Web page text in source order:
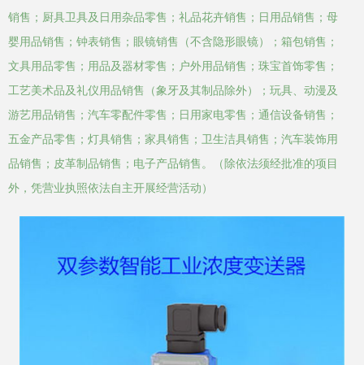
销售；厨具卫具及日用杂品零售；礼品花卉销售；日用品销售；母
婴用品销售；钟表销售；眼镜销售（不含隐形眼镜）；箱包销售；
文具用品零售；用品及器材零售；户外用品销售；珠宝首饰零售；
工艺美术品及礼仪用品销售（象牙及其制品除外）；玩具、动漫及
游艺用品销售；汽车零配件零售；日用家电零售；通信设备销售；
五金产品零售；灯具销售；家具销售；卫生洁具销售；汽车装饰用
品销售；皮革制品销售；电子产品销售。（除依法须经批准的项目
外，凭营业执照依法自主开展经营活动）